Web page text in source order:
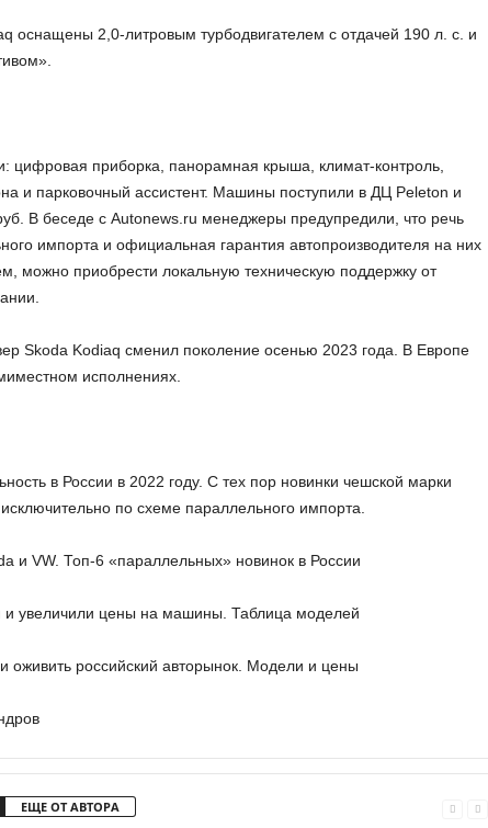
оснащены 2,0-литровым турбодвигателем с отдачей 190 л. с. и
цифровая приборка, панорамная крыша, климат-контроль,
и парковочный ассистент. Машины поступили в ДЦ Pеleton и
В беседе с Autonews.ru менеджеры предупредили, что речь
импорта и официальная гарантия автопроизводителя на них
можно приобрести локальную техническую поддержку от
Skoda Kodiaq сменил поколение осенью 2023 года. В Европе
исполнениях.
в России в 2022 году. С тех пор новинки чешской марки
по схеме параллельного импорта.
и VW. Топ-6 «параллельных» новинок в России
и увеличили цены на машины. Таблица моделей
оживить российский авторынок. Модели и цены
ЕЩЕ ОТ АВТОРА